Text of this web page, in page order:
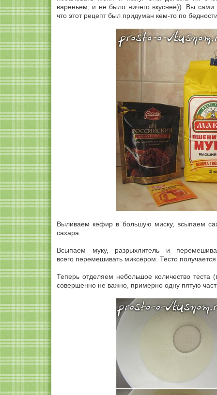
вареньем, и не было ничего вкуснее)). Вы
что этот рецепт был придуман кем-то по
Выливаем кефир в большую миску, всыпаем
сахара.
Всыпаем муку, разрыхлитель и
всего перемешивать миксером. Тесто
Теперь отделяем небольшое количество теста
совершенно не важно, примерно одну пятую